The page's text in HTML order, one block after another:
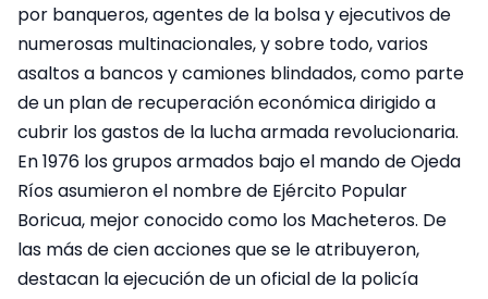
por banqueros, agentes de la bolsa y ejecutivos de
numerosas multinacionales, y sobre todo, varios
asaltos a bancos y camiones blindados, como parte
de un plan de recuperación económica dirigido a
cubrir los gastos de la lucha armada revolucionaria.
En 1976 los grupos armados bajo el mando de Ojeda
Ríos asumieron el nombre de Ejército Popular
Boricua, mejor conocido como los Macheteros. De
las más de cien acciones que se le atribuyeron,
destacan la ejecución de un oficial de la policía